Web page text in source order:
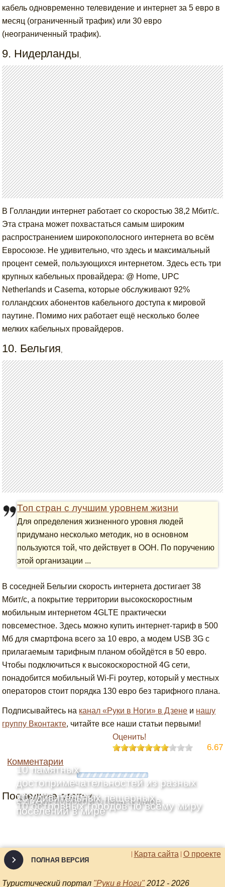
кабель одновременно телевидение и интернет за 5 евро в
месяц (ограниченный трафик) или 30 евро
(неограниченный трафик).
9. Нидерланды,
В Голландии интернет работает со скоростью 38,2 Мбит/с.
Эта страна может похвастаться самым широким
распространением широкополосного интернета во всём
Евросоюзе. Не удивительно, что здесь и максимальный
процент семей, пользующихся интернетом. Здесь есть три
крупных кабельных провайдера: @ Home, UPC
Netherlands и Casema, которые обслуживают 92%
голландских абонентов кабельного доступа к мировой
паутине. Помимо них работает ещё несколько более
мелких кабельных провайдеров.
10. Бельгия
Топ стран с лучшим уровнем жизни
Для определения жизненного уровня людей
придумано несколько методик, но в основном
пользуются той, что действует в ООН. По поручению
этой организации ...
В соседней Бельгии скорость интернета достигает 38
Мбит/с, а покрытие территории высокоскоростным
мобильным интернетом 4GLTE практически
повсеместное. Здесь можно купить интернет-тариф в 500
Мб для смартфона всего за 10 евро, а модем USB 3G с
прилагаемым тарифным планом обойдётся в 50 евро.
Чтобы подключиться к высокоскоростной 4G сети,
понадобится мобильный Wi-Fi роутер, который у местных
операторов стоит порядка 130 евро без тарифного плана.
Подписывайтесь на канал «Руки в Ноги» в Дзене и нашу
группу Вконтакте, читайте все наши статьи первыми!
Оценить!
6.67
Комментарии
Последние статьи
10 памятных
достопримечательностей из разных
уголков планеты
Самый дорогой отель в мире
10 островных городов по всему миру
10 удивительных пещерных
поселений в мире
О проекте
Карта сайта
ПОЛНАЯ ВЕРСИЯ
Туристический портал "Руки в Ноги" 2012 - 2026